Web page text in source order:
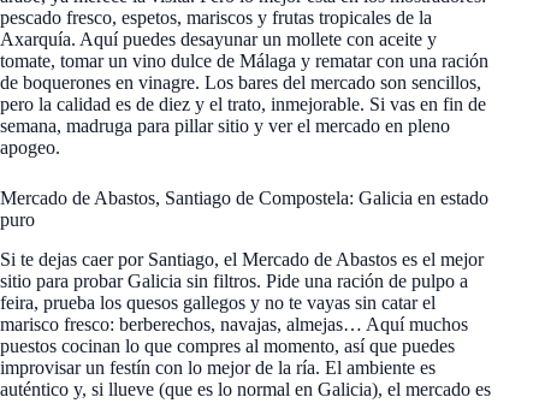
pescado fresco, espetos, mariscos y frutas tropicales de la
Axarquía. Aquí puedes desayunar un mollete con aceite y
tomate, tomar un vino dulce de Málaga y rematar con una ración
de boquerones en vinagre. Los bares del mercado son sencillos,
pero la calidad es de diez y el trato, inmejorable. Si vas en fin de
semana, madruga para pillar sitio y ver el mercado en pleno
apogeo.
Mercado de Abastos, Santiago de Compostela: Galicia en estado
puro
Si te dejas caer por Santiago, el Mercado de Abastos es el mejor
sitio para probar Galicia sin filtros. Pide una ración de pulpo a
feira, prueba los quesos gallegos y no te vayas sin catar el
marisco fresco: berberechos, navajas, almejas… Aquí muchos
puestos cocinan lo que compres al momento, así que puedes
improvisar un festín con lo mejor de la ría. El ambiente es
auténtico y, si llueve (que es lo normal en Galicia), el mercado es